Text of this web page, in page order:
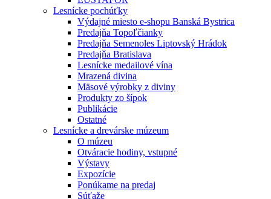
Lesnícke pochúťky
Výdajné miesto e-shopu Banská Bystrica
Predajňa Topoľčianky
Predajňa Semenoles Liptovský Hrádok
Predajňa Bratislava
Lesnícke medailové vína
Mrazená divina
Mäsové výrobky z diviny
Produkty zo šípok
Publikácie
Ostatné
Lesnícke a drevárske múzeum
O múzeu
Otváracie hodiny, vstupné
Výstavy
Expozície
Ponúkame na predaj
Súťaže